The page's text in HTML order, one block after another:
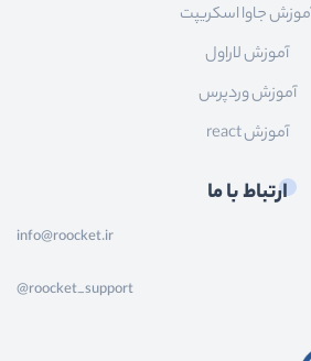
جاوا اسکریپت
آموزش لاراول
آموزش وردپرس
آموزش react
ارتباط با ما
info@roocket.ir
@roocket_support